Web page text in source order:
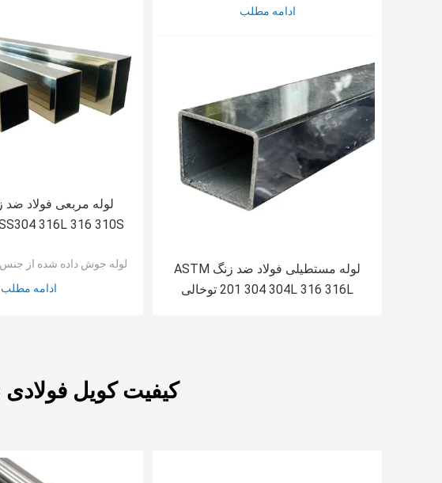
316L 316 310S
لوله جوش داده شده از
ادامه مطلب
ادامه مطلب
لوله مستطیلی فولاد ضد زنگ ASTM
201 304 304L 316 316L توخالی
کیفیت کویل